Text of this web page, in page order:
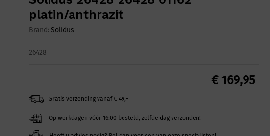
platin/anthrazit
Brand: Solidus
26428
€169,95
Gratis verzending vanaf € 49,-
Op werkdagen vóór 16:00 besteld, zelfde dag verzonden!